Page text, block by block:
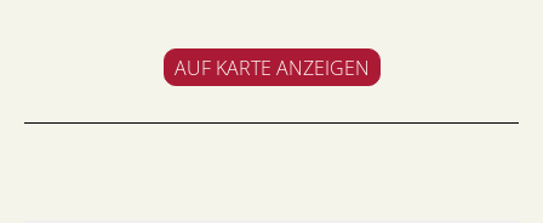
AUF KARTE ANZEIGEN